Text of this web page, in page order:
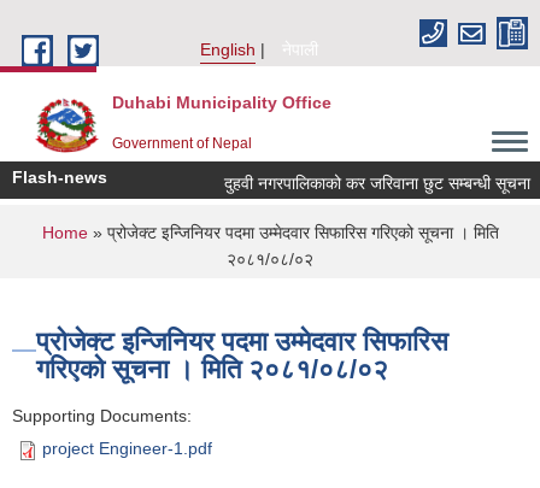
English
नेपाली
Duhabi Municipality Office
Government of Nepal
Flash-news दुहवी नगरपालिकाको कर जरिवाना छुट सम्बन्धी
You are here
Home» प्रोजेक्ट इन्जिनियर पदमा उम्मेदवार सिफारिस गरिएको सूचना । मिति
२०८१/०८/०२
प्रोजेक्ट इन्जिनियर पदमा उम्मेदवार सिफारिस
गरिएको सूचना । मिति २०८१/०८/०२
Supporting Documents:
project Engineer-1.pdf